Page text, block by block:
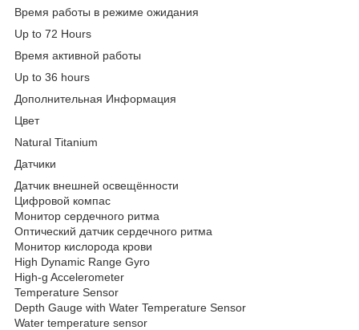
Время работы в режиме ожидания
Up to 72 Hours
Время активной работы
Up to 36 hours
Дополнительная Информация
Цвет
Natural Titanium
Датчики
Датчик внешней освещённости
Цифровой компас
Монитор сердечного ритма
Оптический датчик сердечного ритма
Монитор кислорода крови
High Dynamic Range Gyro
High-g Accelerometer
Temperature Sensor
Depth Gauge with Water Temperature Sensor
Water temperature sensor